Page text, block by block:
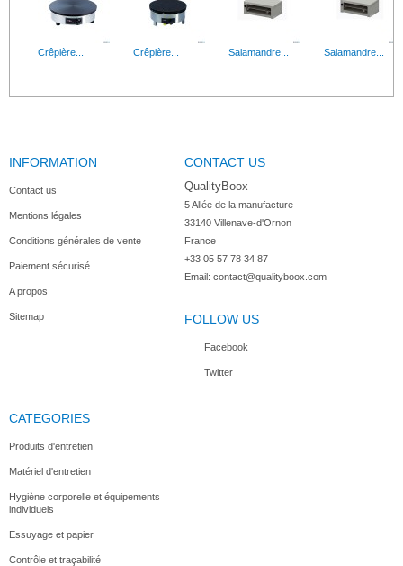
Crêpière... Crêpière... Salamandre... Salamandre...
Plaque...
INFORMATION
Contact us
Mentions légales
Conditions générales de vente
Paiement sécurisé
A propos
Sitemap
CONTACT US
QualityBoox
5 Allée de la manufacture
33140 Villenave-d'Ornon
France
+33 05 57 78 34 87
Email: contact@qualityboox.com
FOLLOW US
Facebook
Twitter
CATEGORIES
Produits d'entretien
Matériel d'entretien
Hygiène corporelle et équipements
individuels
Essuyage et papier
Contrôle et traçabilité